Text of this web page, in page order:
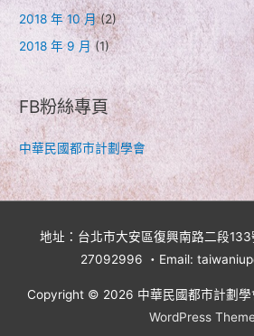
2018 年 10 月(2)
2018 年 9 月(1)
FB粉絲專頁
中華民國都市計劃學會
地址：台北市大安區復興南路二段
27092996 ・Email:
Copyright © 2026 中華民國都市計劃學
WordPress